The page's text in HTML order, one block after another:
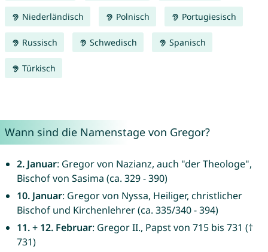
Niederländisch Polnisch Portugiesisch
Russisch Schwedisch Spanisch
Türkisch
Wann sind die Namenstage von Gregor?
2. Januar: Gregor von Nazianz, auch "der Theologe",
Bischof von Sasima (ca. 329 - 390)
10. Januar: Gregor von Nyssa, Heiliger, christlicher
Bischof und Kirchenlehrer (ca. 335/340 - 394)
11. + 12. Februar: Gregor II., Papst von 715 bis 731 (†
731)